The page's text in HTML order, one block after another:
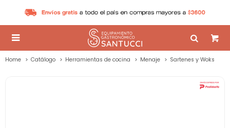

Home Catálogo Herramientas de cocina Menaje Sartenes y Woks